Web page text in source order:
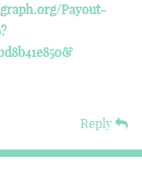
graph.org/Payout-
Reply